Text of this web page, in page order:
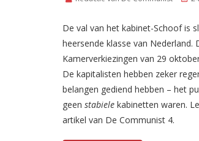
De val van het kabinet-Schoof is
heersende klasse van Nederland.
Kamerverkiezingen van 29
De kapitalisten hebben zeker
belangen gediend hebben – het
geen stabiele kabinetten waren.
artikel van De Communist 4.